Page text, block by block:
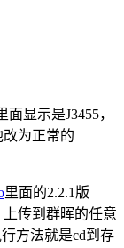
显示是J3455，
为正常的
里面的2.2.1版
传到群晖的任意
方法就是cd到存